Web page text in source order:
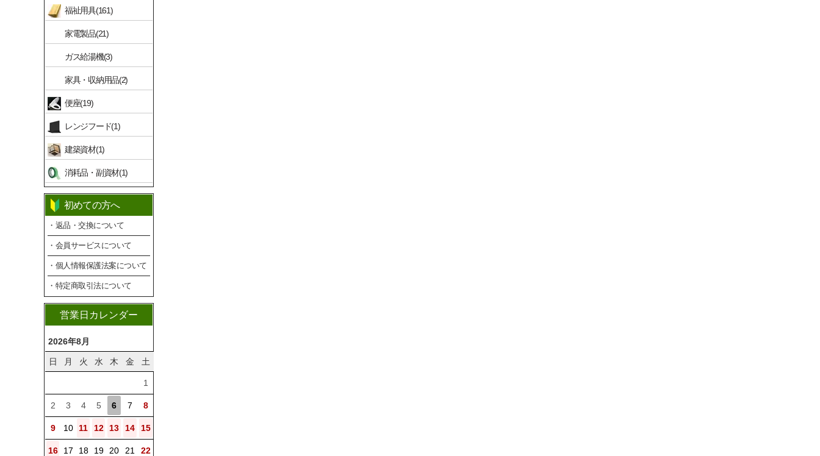
福祉用具(161)
家電製品(21)
ガス給湯機(3)
家具・収納用品(2)
便座(19)
レンジフード(1)
建築資材(1)
消耗品・副資材(1)
初めての方へ
・返品・交換について
・会員サービスについて
・個人情報保護法案について
・特定商取引法について
営業日カレンダー
2026年8月
日 月 火 水 木 金 土
1
2 3 4 5 6 7 8
9 10 11 12 13 14 15
16 17 18 19 20 21 22